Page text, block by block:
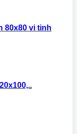
80x80 vi tinh